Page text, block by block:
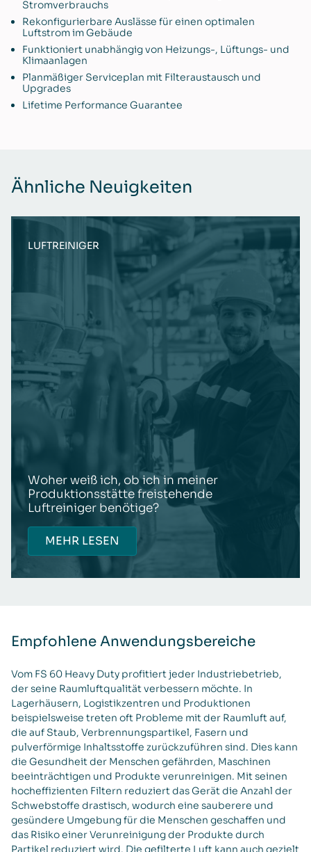
Stromverbrauchs
Rekonfigurierbare Auslässe für einen optimalen
Luftstrom im Gebäude
Funktioniert unabhängig von Heizungs-, Lüftungs- und
Klimaanlagen
Planmäßiger Serviceplan mit Filteraustausch und
Upgrades
Lifetime Performance Guarantee
Ähnliche Neuigkeiten
LUFTREINIGER
Woher weiß ich, ob ich in meiner
Produktionsstätte freistehende
Luftreiniger benötige?
MEHR LESEN
Empfohlene Anwendungsbereiche
Vom FS 60 Heavy Duty profitiert jeder Industriebetrieb,
der seine Raumluftqualität verbessern möchte. In
Lagerhäusern, Logistikzentren und Produktionen
beispielsweise treten oft Probleme mit der Raumluft auf,
die auf Staub, Verbrennungspartikel, Fasern und
pulverförmige Inhaltsstoffe zurückzuführen sind. Dies kann
die Gesundheit der Menschen gefährden, Maschinen
beeinträchtigen und Produkte verunreinigen. Mit seinen
hocheffizienten Filtern reduziert das Gerät die Anzahl der
Schwebstoffe drastisch, wodurch eine sauberere und
gesündere Umgebung für die Menschen geschaffen und
das Risiko einer Verunreinigung der Produkte durch
Partikel reduziert wird. Die gefilterte Luft kann auch gezielt